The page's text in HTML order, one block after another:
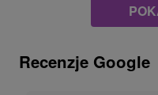
Recenzje Google